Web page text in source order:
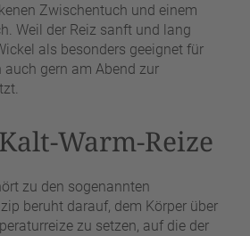
Zwischentuch und einem
Weil der Reiz sanft und lang
als besonders geeignet für
auch gern am Abend zur
Warm-Reize
zu den sogenannten
beruht darauf, dem Körper über
zu setzen, auf die der